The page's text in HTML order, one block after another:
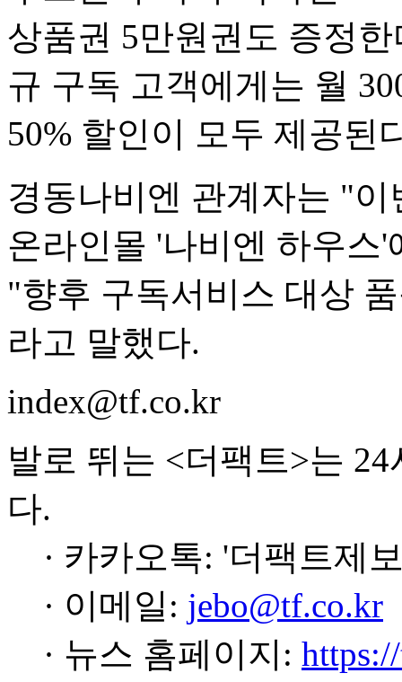
상품권 5만원권도 증정
규 구독 고객에게는 월
50% 할인이 모두 제공된
경동나비엔 관계자는 "
온라인몰 '나비엔 하우스
"향후 구독서비스 대상
라고 말했다.
index@tf.co.kr
발로 뛰는 <더팩트>는
다.
· 카카오톡: '더팩트제
· 이메일: jebo@tf.co.kr
· 뉴스 홈페이지: